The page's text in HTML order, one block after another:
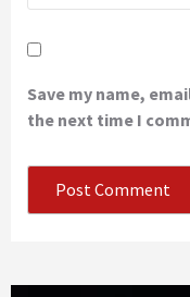
Save my name,
the next time I